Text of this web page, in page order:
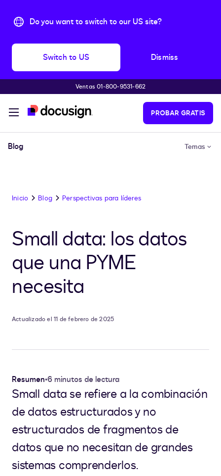
Do you want to switch to our US site?
Switch to US Dismiss
Accede al contenido principalVentas 01-800-9531-662
PROBAR GRATIS
Blog Temas
Inicio Blog Perspectivas para líderes
Small data: los datos
que una PYME
necesita
Actualizado el 11 de febrero de 2025
Resumen•6 minutos de lectura
Small data se refiere a la combinación
de datos estructurados y no
estructurados de fragmentos de
datos que no necesitan de grandes
sistemas comprenderlos.